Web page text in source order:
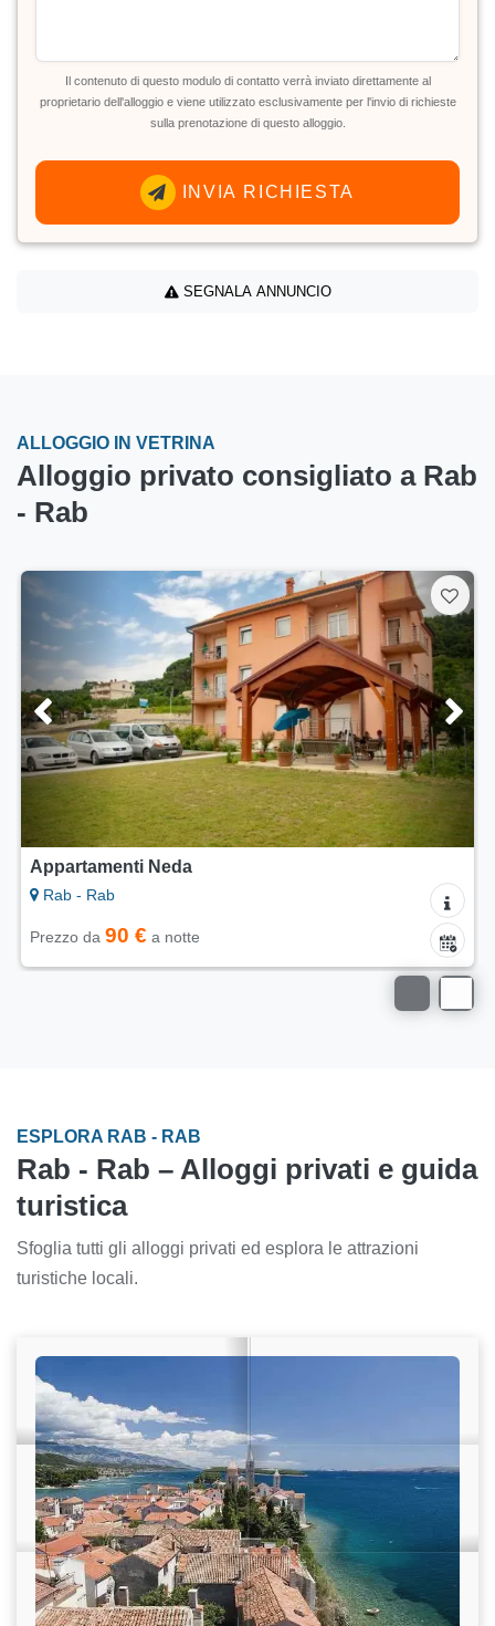
Il contenuto di questo modulo di contatto verrà inviato direttamente al
proprietario dell'alloggio e viene utilizzato esclusivamente per l'invio di richieste
sulla prenotazione di questo alloggio.
INVIA RICHIESTA
SEGNALA ANNUNCIO
ALLOGGIO IN VETRINA
Alloggio privato consigliato a Rab
- Rab
Appartamenti Lana
Rab - Rab
Prezzo da 40 € a notte
ESPLORA RAB - RAB
Rab - Rab – Alloggi privati e guida
turistica
Sfoglia tutti gli alloggi privati ed esplora le attrazioni
turistiche locali.